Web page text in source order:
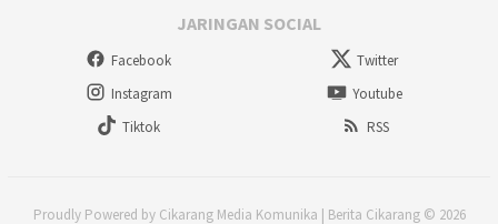
JARINGAN SOCIAL
Facebook
Twitter
Instagram
Youtube
Tiktok
RSS
Proudly Powered by Cikarang Media Komunika | Berita Cikarang © 2026